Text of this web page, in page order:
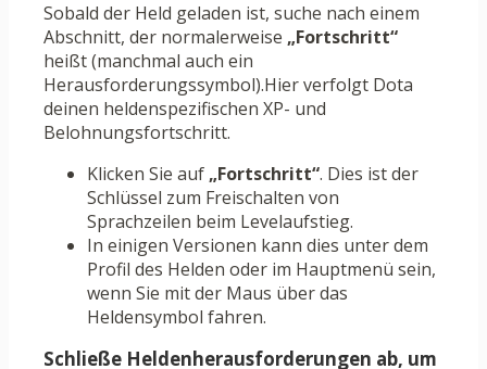
Sobald der Held geladen ist, suche nach einem
Abschnitt, der normalerweise „Fortschritt“
heißt (manchmal auch ein
Herausforderungssymbol).Hier verfolgt Dota
deinen heldenspezifischen XP- und
Belohnungsfortschritt.
Klicken Sie auf „Fortschritt“. Dies ist der
Schlüssel zum Freischalten von
Sprachzeilen beim Levelaufstieg.
In einigen Versionen kann dies unter dem
Profil des Helden oder im Hauptmenü sein,
wenn Sie mit der Maus über das
Heldensymbol fahren.
Schließe Heldenherausforderungen ab, um